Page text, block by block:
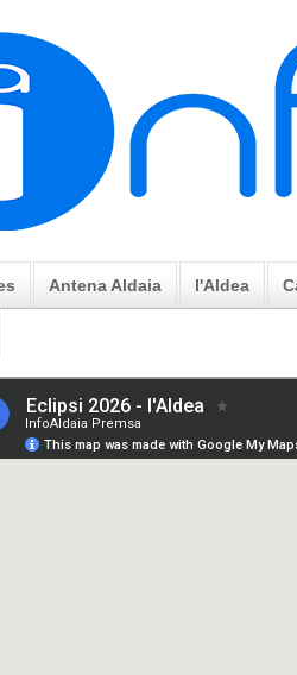
Antena Aldaia l'Aldea